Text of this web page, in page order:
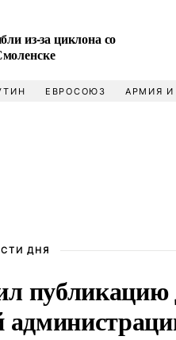
из-за циклона со
ЕВРОСОЮЗ АРМИЯ
ДНЯ